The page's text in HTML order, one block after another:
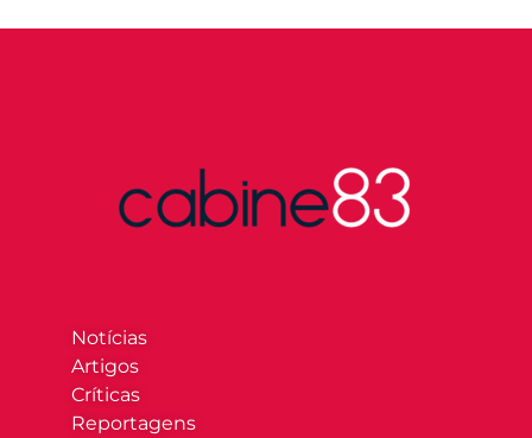
Notícias
Artigos
Críticas
Reportagens